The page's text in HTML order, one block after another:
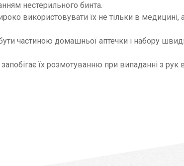
нестерильного бинта.
використовувати їх не тільки в медицині,
частиною домашньої аптечки і набору
їх розмотуванню при випаданні з рук